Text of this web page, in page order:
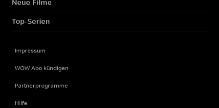
Neue Filme
Top-Serien
Impressum
WOW Abo kündigen
Partnerprogramme
Hilfe